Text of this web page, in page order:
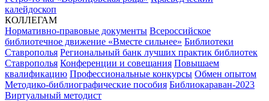
калейдоскоп
КОЛЛЕГАМ
Нормативно-правовые документы Всероссийское
библиотечное движение «Вместе сильнее» Библиотеки
Ставрополья Региональный банк лучших практик библиотек
Ставрополья Конференции и совещания Повышаем
квалификацию Профессиональные конкурсы Обмен опытом
Методико-библиографические пособия Библиокараван-2023
Виртуальный методист